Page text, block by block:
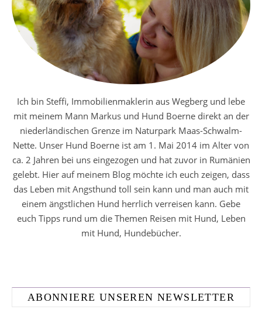
Ich bin Steffi, Immobilienmaklerin aus Wegberg und lebe
mit meinem Mann Markus und Hund Boerne direkt an der
niederländischen Grenze im Naturpark Maas-Schwalm-
Nette. Unser Hund Boerne ist am 1. Mai 2014 im Alter von
ca. 2 Jahren bei uns eingezogen und hat zuvor in Rumänien
gelebt. Hier auf meinem Blog möchte ich euch zeigen, dass
das Leben mit Angsthund toll sein kann und man auch mit
einem ängstlichen Hund herrlich verreisen kann. Gebe
euch Tipps rund um die Themen Reisen mit Hund, Leben
mit Hund, Hundebücher.
ABONNIERE UNSEREN NEWSLETTER